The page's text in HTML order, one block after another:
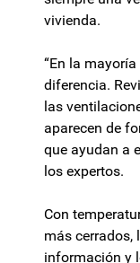
vivienda.
“En la
diferencia.
las
aparecen de
que ayudan a
los expertos.
Con
más cerrados,
información y